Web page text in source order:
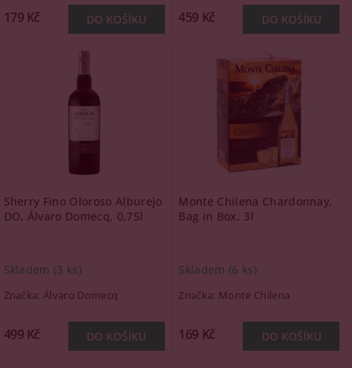
179 Kč 459 Kč
Sherry Fino Oloroso Alburejo
DO, Álvaro Domecq, 0,75l
Skladem (3 ks)
Značka:Álvaro Domecq
499 Kč
Monte Chilena Chardonnay,
Bag in Box, 3l
Skladem (6 ks)
Značka: Monte Chilena
169 Kč